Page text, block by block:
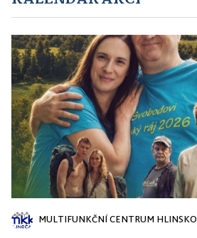
MULTIFUNKČNÍ CENTRUM HLINSKO